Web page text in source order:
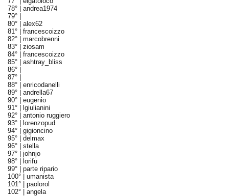
78° | andrea1974
79° |
80° | alex62
81° | francescoizzo
82° | marcobrenni
83° | ziosam
84° | francescoizzo
85° | ashtray_bliss
86° |
87° |
88° | enricodanelli
89° | andrella67
90° | eugenio
91° |
lgiulianini
92° | antonio ruggiero
93° |
lorenzopud
94° | gigioncino
95° | delmax
96° | stella
97° | johnjo
98° |
lorifu
99° | parte ripario
100° | umanista
101° | paolorol
102° | angela